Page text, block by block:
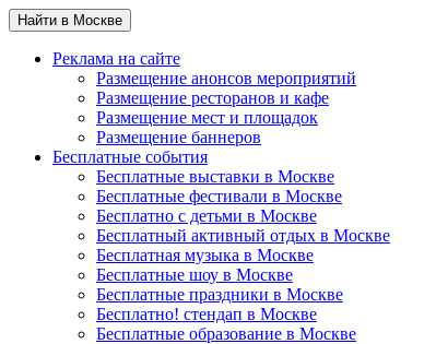
Найти в Москве
Реклама на сайте
Размещение анонсов мероприятий
Размещение ресторанов и кафе
Размещение мест и площадок
Размещение баннеров
Бесплатные события
Бесплатные выставки в Москве
Бесплатные фестивали в Москве
Бесплатно с детьми в Москве
Бесплатный активный отдых в Москве
Бесплатная музыка в Москве
Бесплатные шоу в Москве
Бесплатные праздники в Москве
Бесплатно! стендап в Москве
Бесплатные образование в Москве